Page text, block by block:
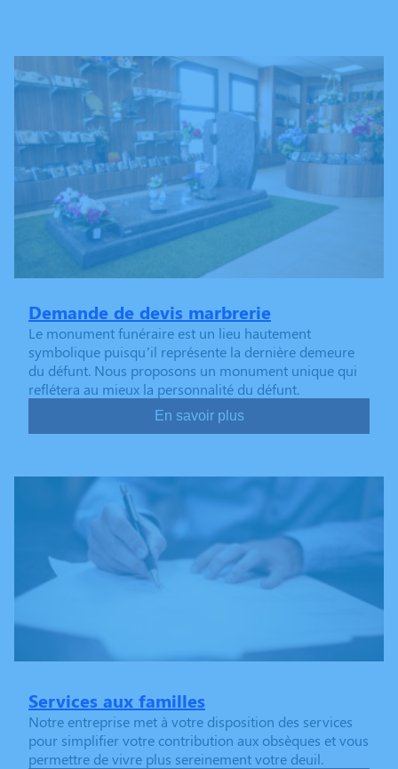
Demande de devis marbrerie
Le monument funéraire est un lieu hautement
symbolique puisqu’il représente la dernière demeure
du défunt. Nous proposons un monument unique qui
reflétera au mieux la personnalité du défunt.
En savoir plus
Services aux familles
Notre entreprise met à votre disposition des services
pour simplifier votre contribution aux obsèques et vous
permettre de vivre plus sereinement votre deuil.